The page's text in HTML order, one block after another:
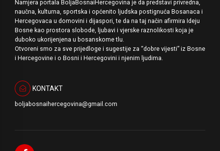
Namjera portala BoljaBosnaiHercegovina je da predstavi privredna,
naučna, kulturna, sportska i općenito ljudska postignuća Bosanaca i
Hercegovaca u domovini i dijaspori, te da na taj način afirmira Ideju
Bosne kao prostora slobode, ljubavi i vjerske raznolikosti koja je
duboko ukorijenjena u bosanskome tlu.
Otvoreni smo za sve prijedloge i sugestije za “dobre vijesti” iz Bosne
i Hercegovine i o Bosni i Hercegovini i njenim ljudima.
KONTAKT
boljabosnaihercegovina@gmail.com